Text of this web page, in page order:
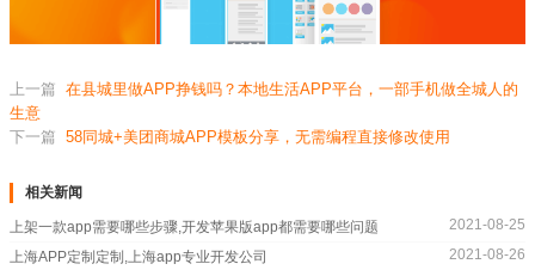
上一篇 在县城里做APP挣钱吗？本地生活APP平台，一部手机做全城人的
生意
下一篇 58同城+美团商城APP模板分享，无需编程直接修改使用
相关新闻
上架一款app需要哪些步骤,开发苹果版app都需要哪些问题
2021-08-25
上海APP定制定制,上海app专业开发公司
2021-08-26